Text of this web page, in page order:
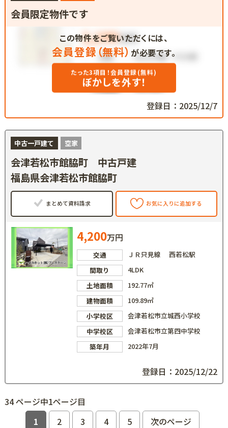
会員限定物件です
この物件をご覧いただくには、
会員登録（無料） が必要です。
たった3項目！会員登録(無料)
ぼかしを外す！
登録日：2025/12/7
中古一戸建て 空家
会津若松市館脇町 中古戸建
福島県会津若松市館脇町
まとめて資料請求 お気に入りに追加する
4,200万円
交通
ＪＲ只見線 西若松駅
間取り
4LDK
土地面積
192.77㎡
建物面積
109.89㎡
小学校区
会津若松市立城西小学校
中学校区
会津若松市立第四中学校
築年月
2022年7月
登録日：2025/12/22
34 ページ中1ページ目
1
2 3 4 5
次のページ